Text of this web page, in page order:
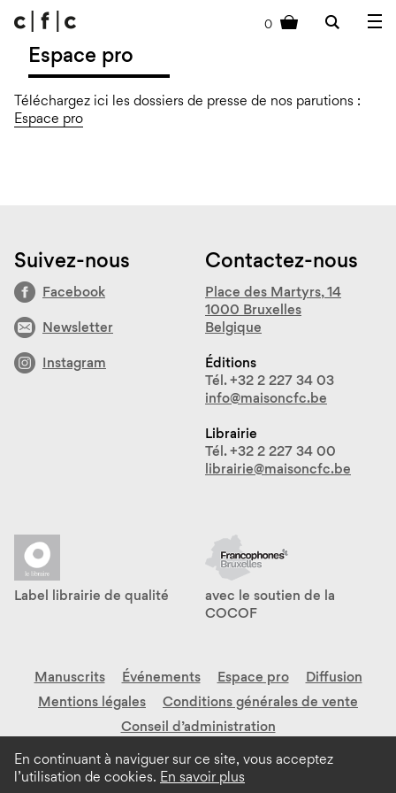
En continuant à naviguer sur ce site, vous acceptez
l’utilisation de cookies. En savoir plus
0
Espace pro
Téléchargez ici les dossiers de presse de nos parutions :
Espace pro
Suivez-nous
Facebook
Newsletter
Instagram
Contactez-nous
Place des Martyrs, 14
1000 Bruxelles
Belgique
Éditions
Tél. +32 2 227 34 03
info@maisoncfc.be
Librairie
Tél. +32 2 227 34 00
librairie@maisoncfc.be
Label librairie de qualité
avec le soutien de la
COCOF
Manuscrits Événements Espace pro
Diffusion
Mentions légales
Conditions générales de vente
Conseil d’administration